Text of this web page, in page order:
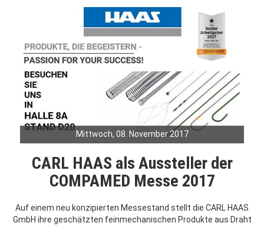
Mittwoch, 08. November 2017
CARL HAAS als Aussteller der
COMPAMED Messe 2017
Auf einem neu konzipierten Messestand stellt die CARL HAAS
GmbH ihre geschätzten feinmechanischen Produkte aus Draht